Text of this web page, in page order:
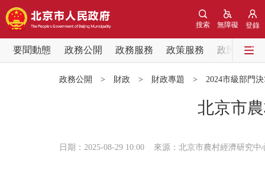
登錄
無障礙
搜索
要聞動態 政務公開 政務服務 政策服務
政民互動
政務公開 > 財政 > 財政專題 > 2024市級部門
北京市
日期：2025-08-29 10:00 來源：北京市農村經濟研究中